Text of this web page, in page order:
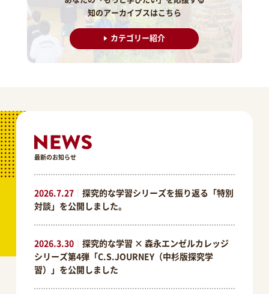
知のアーカイブスはこちら
カテゴリー紹介
最新のお知らせ
2026.7.27｜ 探究的な学習シリーズを振り返る「特別
対談」を公開しました。
2026.3.30｜ 探究的な学習 × 森永エンゼルカレッジ
シリーズ第4弾「C.S.JOURNEY（中杉版探究学
習）」を公開しました